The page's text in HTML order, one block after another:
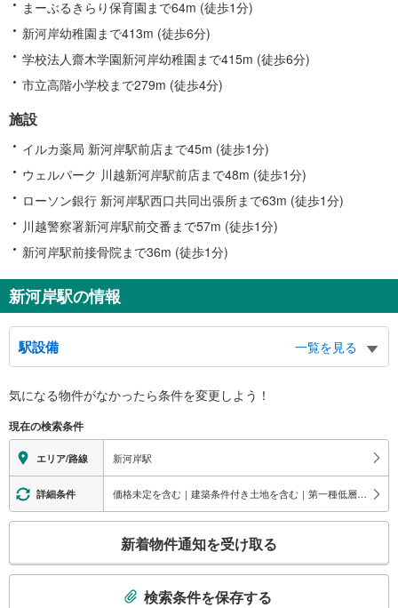
まーぶるきらり保育園まで64m (徒歩1分)
新河岸幼稚園まで413m (徒歩6分)
学校法人齋木学園新河岸幼稚園まで415m (徒歩6分)
市立高階小学校まで279m (徒歩4分)
施設
イルカ薬局 新河岸駅前店まで45m (徒歩1分)
ウェルパーク 川越新河岸駅前店まで48m (徒歩1分)
ローソン銀行 新河岸駅西口共同出張所まで63m (徒歩1分)
川越警察署新河岸駅前交番まで57m (徒歩1分)
新河岸駅前接骨院まで36m (徒歩1分)
新河岸駅の情報
駅設備
一覧を見る
※段差なしでの移動経路
地上⇔改札⇔ホーム：○
エレベータ
・ホーム⇔改札
・改札⇔東口
・改札⇔西口
エスカレータ
・改札⇔東口
・改札⇔西口
気になる物件がなかったら条件を変更しよう！
現在の検索条件
エリア/路線 新河岸駅
詳細条件 価格未定を含む｜建築条件付き土地を含む｜第一種低層住居専用地域
検
新着物件通知を受け取る
検索条件を保存する